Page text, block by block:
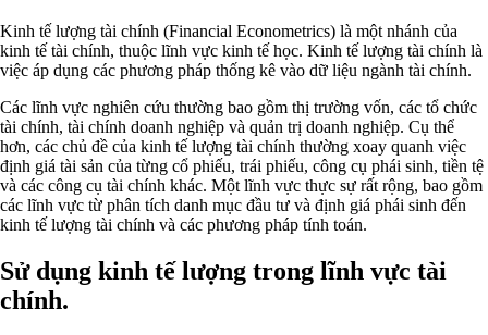
Kinh tế lượng tài chính (Financial Econometrics) là một nhánh của
kinh tế tài chính, thuộc lĩnh vực kinh tế học. Kinh tế lượng tài chính là
việc áp dụng các phương pháp thống kê vào dữ liệu ngành tài chính.
Các lĩnh vực nghiên cứu thường bao gồm thị trường vốn, các tổ chức
tài chính, tài chính doanh nghiệp và quản trị doanh nghiệp. Cụ thể
hơn, các chủ đề của kinh tế lượng tài chính thường xoay quanh việc
định giá tài sản của từng cổ phiếu, trái phiếu, công cụ phái sinh, tiền tệ
và các công cụ tài chính khác. Một lĩnh vực thực sự rất rộng, bao gồm
các lĩnh vực từ phân tích danh mục đầu tư và định giá phái sinh đến
kinh tế lượng tài chính và các phương pháp tính toán.
Sử dụng kinh tế lượng trong lĩnh vực tài
chính.